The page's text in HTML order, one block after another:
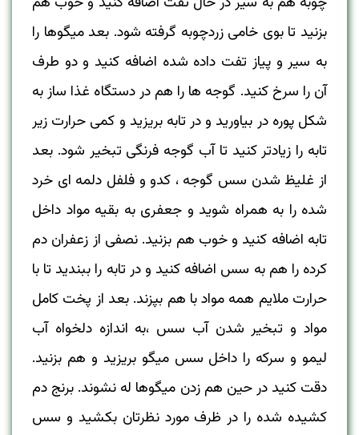
بزنید تا بوی خامی زردچوبه گرفته شود. بعد میگوها را
به سیر و پیاز تفت داده شده اضافه کنید و دو طرف
آن را سرخ کنید. گوجه ها را هم در دستگاه غذا ساز به
شکل پوره در بیاورید و در تابه بریزید و کمی حرارت زیر
تابه را زیادتر کنید تا آب گوجه فرنگی تبخیر شود. بعد
از غلیظ شدن سس گوجه ، کدو و فلفل دلمه ای خرد
شده را به همراه شوید و جعفری به بقیه مواد داخل
تابه اضافه کنید و خوب هم بزنید. نصفی از زعفران دم
کرده را هم به سس اضافه کنید و در تابه را ببندید تا با
حرارت ملایم همه مواد با هم بپزند. بعد از پخت کامل
مواد و تبخیر شدن آب سس ،به اندازه دلخواه آب
لیمو و سرکه را داخل سس میگو بریزید و هم بزنید.
دقت کنید در حین هم زدن میگوها له نشوند. برنج دم
کشیده شده را در ظرف مورد نظرتان بکشید و سس